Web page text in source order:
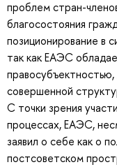
проблем стран-
благосостояния
позиционирование в
так как ЕАЭС
совершенной
С точки зрения
процессах, ЕАЭС,
заявил о себе как о
постсоветском